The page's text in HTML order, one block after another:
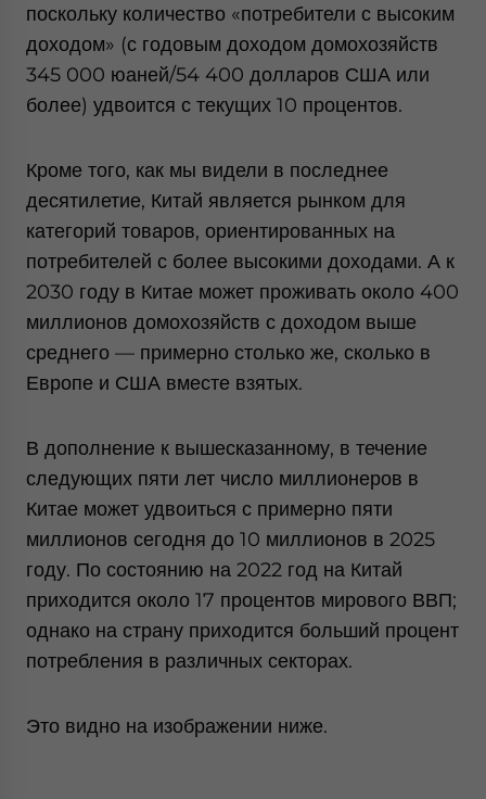
поскольку количество «потребители с высоким
доходом» (с годовым доходом домохозяйств
345 000 юаней/54 400 долларов США или
более) удвоится с текущих 10 процентов.
Кроме того, как мы видели в последнее
десятилетие, Китай является рынком для
категорий товаров, ориентированных на
потребителей с более высокими доходами. А к
2030 году в Китае может проживать около 400
миллионов домохозяйств с доходом выше
среднего — примерно столько же, сколько в
Европе и США вместе взятых.
В дополнение к вышесказанному, в течение
следующих пяти лет число миллионеров в
Китае может удвоиться с примерно пяти
миллионов сегодня до 10 миллионов в 2025
году. По состоянию на 2022 год на Китай
приходится около 17 процентов мирового ВВП;
однако на страну приходится больший процент
потребления в различных секторах.
Это видно на изображении ниже.